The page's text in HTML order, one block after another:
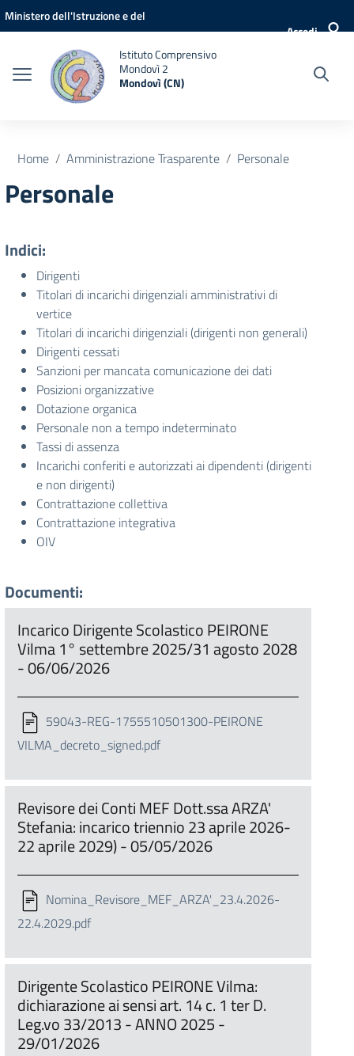
Vai ai contenuti
Vai al menu di navigazione
Vai al footer
Ministero dell'Istruzione e del
Accedi
Istituto Comprensivo
Mondovì 2
Mondovì (CN)
Home Amministrazione Trasparente Personale
Personale
Indici:
Dirigenti
Titolari di incarichi dirigenziali amministrativi di
vertice
Titolari di incarichi dirigenziali (dirigenti non generali)
Dirigenti cessati
Sanzioni per mancata comunicazione dei dati
Posizioni organizzative
Dotazione organica
Personale non a tempo indeterminato
Tassi di assenza
Incarichi conferiti e autorizzati ai dipendenti (dirigenti
e non dirigenti)
Contrattazione collettiva
Contrattazione integrativa
OIV
Documenti:
Incarico Dirigente Scolastico PEIRONE
Vilma 1° settembre 2025/31 agosto 2028
- 06/06/2026
59043-REG-1755510501300-PEIRONE
VILMA_decreto_signed.pdf
Revisore dei Conti MEF Dott.ssa ARZA'
Stefania: incarico triennio 23 aprile 2026-
22 aprile 2029) - 05/05/2026
Nomina_Revisore_MEF_ARZA'_23.4.2026-
22.4.2029.pdf
Dirigente Scolastico PEIRONE Vilma:
dichiarazione ai sensi art. 14 c. 1 ter D.
Leg.vo 33/2013 - ANNO 2025 -
29/01/2026